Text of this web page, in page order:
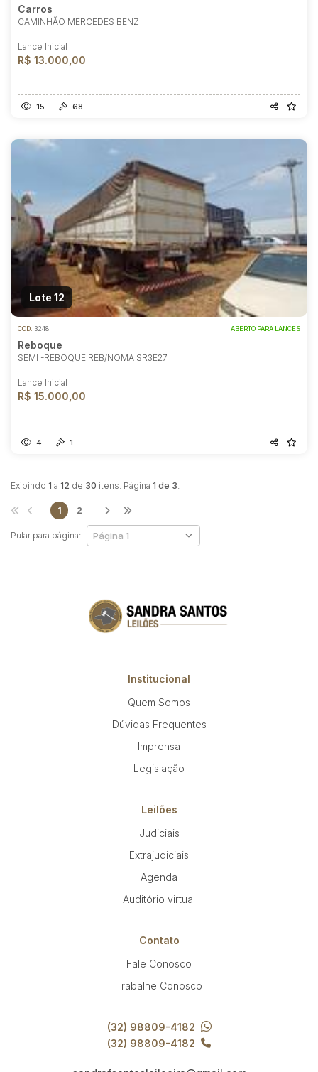
Carros
CAMINHÃO MERCEDES BENZ
Lance Inicial
R$ 13.000,00
15 68
Lote 12
COD. 3248 ABERTO PARA LANCES
Reboque
SEMI -REBOQUE REB/NOMA SR3E27
Lance Inicial
R$ 15.000,00
4 1
Exibindo 1 a 12 de 30 itens. Página 1 de 3.
Pular para página:
1 2
Institucional
Quem Somos
Dúvidas Frequentes
Imprensa
Legislação
Leilões
Judiciais
Extrajudiciais
Agenda
Auditório virtual
Contato
Fale Conosco
Trabalhe Conosco
(32) 98809-4182
(32) 98809-4182